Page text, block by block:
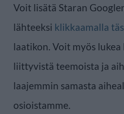
Voit lisätä Staran
lähteeksi klikkaamalla
laatikon. Voit myös
liittyvistä teemoista ja
laajemmin samasta
osioistamme.